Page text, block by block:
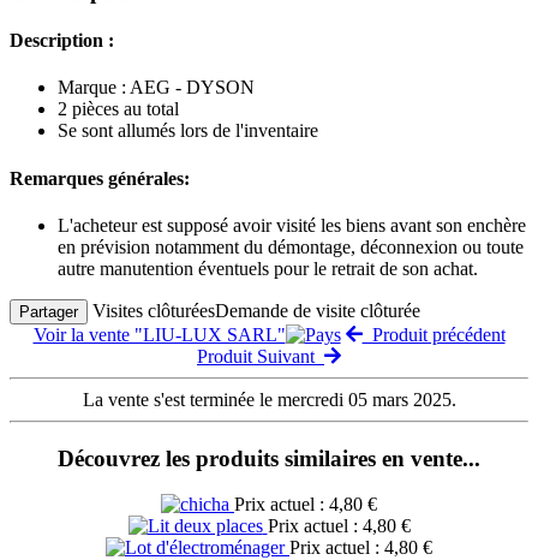
Description :
Marque : AEG - DYSON
2 pièces au total
Se sont allumés lors de l'inventaire
Remarques générales:
L'acheteur est supposé avoir visité les biens avant son enchère
en prévision notamment du démontage, déconnexion ou toute
autre manutention éventuels pour le retrait de son achat.
Partager Visites clôturéesDemande de visite clôturée
Voir la vente "LIU-LUX SARL"
Produit précédent
Produit Suivant
La vente s'est terminée le mercredi 05 mars 2025.
Découvrez les produits similaires en vente...
Prix actuel : 4,80 €
Prix actuel : 4,80 €
Prix actuel : 4,80 €